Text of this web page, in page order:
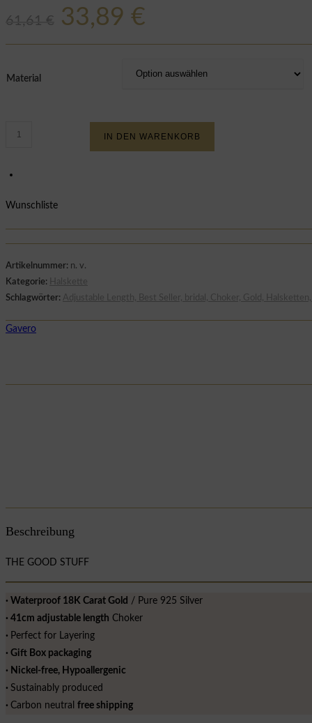
61,61 €
Ursprünglicher
Preis
33,89 €
Preis
ist:
Material
DUA
IN DEN WARENKORB
Wunschliste
Artikelnummer: n. v.
Kategorie: Halskette
Schlagwörter: Adjustable Length, Best Seller, bridal, Choker, Gold,
Gavero
Beschreibung
THE GOOD STUFF
∙ Waterproof 18K Carat Gold / Pure 925 Silver
∙ 41cm adjustable length Choker
∙ Perfect for Layering
∙ Gift Box packaging
∙ Nickel-free, Hypoallergenic
∙ Sustainably produced
∙ Carbon neutral free shipping